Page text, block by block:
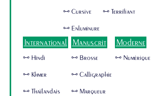
🜺 Cursive
🜺 Enluminure
🜺 Terrifiant
International
🜺 Hindi
🜺 Khmer
🜺 Thaïlandais
Manuscrit
🜺 Brosse
🜺 Calligraphie
🜺 Marqueur
Moderne
🜺 Numérique